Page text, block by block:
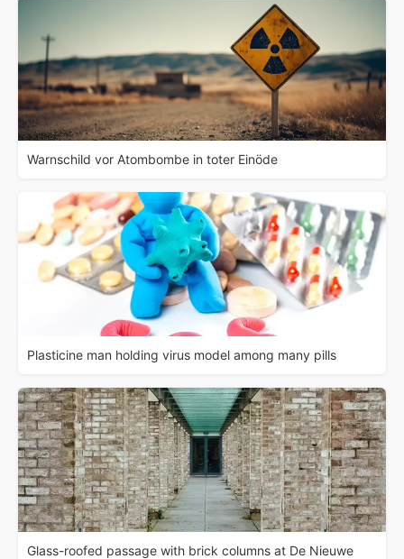
Warnschild vor Atombombe in toter Einöde
Plasticine man holding virus model among many pills
Glass-roofed passage with brick columns at De Nieuwe